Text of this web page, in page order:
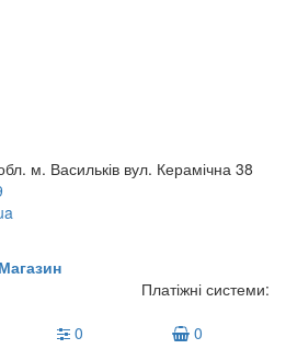
м. Васильків вул. Керамічна 38
Магазин
Платіжні системи:
0 0